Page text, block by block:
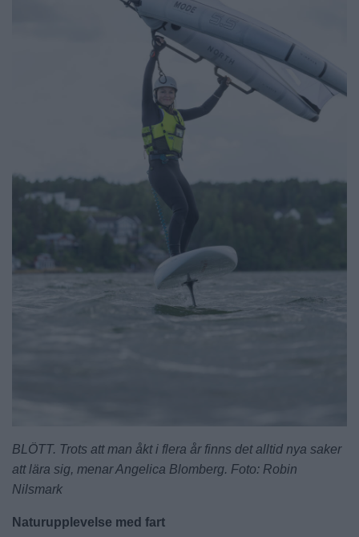
BLÖTT. Trots att man åkt i flera år finns det alltid nya saker
att lära sig, menar Angelica Blomberg. Foto: Robin
Nilsmark
Naturupplevelse med fart